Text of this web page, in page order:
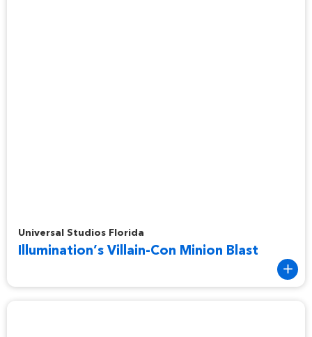
Universal Studios Florida
Illumination’s Villain-Con Minion Blast